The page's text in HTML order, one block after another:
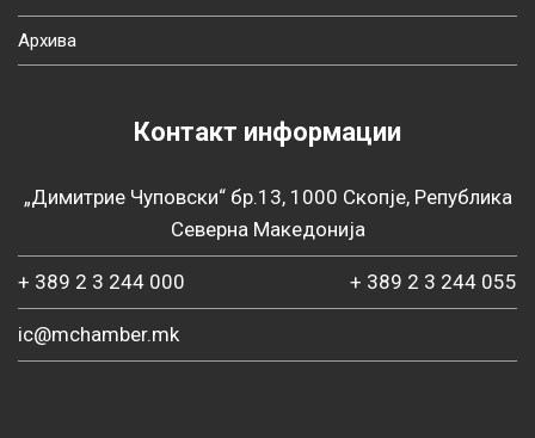
Архива
Контакт информации
„Димитрие Чуповски“ бр.13, 1000 Скопје, Република
Северна Македонија
+ 389 2 3 244 000 + 389 2 3 244 055
ic@mchamber.mk